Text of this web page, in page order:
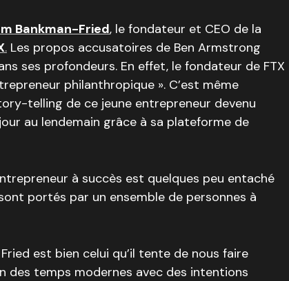
Bankman-Fried, le fondateur et CEO de la
. Les propos accusatoires de Ben Armstrong
ses profondeurs. En effet, le fondateur de FTX
philanthropique ». C’est même
telling de ce jeune entrepreneur devenu
au lendemain grâce à sa plateforme de
à succès est quelques peu entaché
portés par un ensemble de personnes à
est bien celui qu’il tente de nous faire
des temps modernes avec des intentions